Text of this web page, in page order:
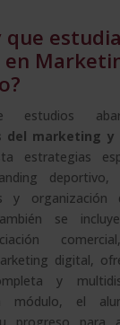
que
del marketing y
estrategias
y organización
se
digital,
y
módulo, el
progreso para